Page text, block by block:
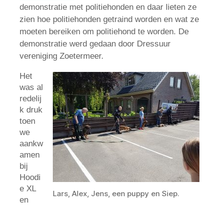
demonstratie met politiehonden en daar lieten ze
zien hoe politiehonden getraind worden en wat ze
moeten bereiken om politiehond te worden. De
demonstratie werd gedaan door Dressuur
vereniging Zoetermeer.
Lars, Alex, Jens, een puppy en Siep.
Het
was al
redelij
k druk
toen
we
aankw
amen
bij
Hoodi
e XL
en